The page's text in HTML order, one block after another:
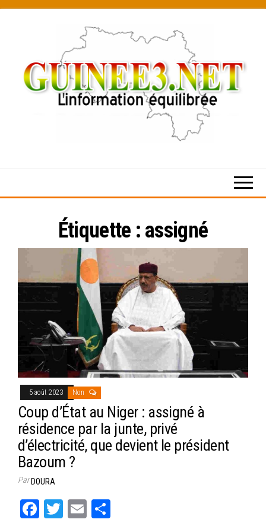
content
Étiquette : assigné
5 août 2023 Non
Coup d’État au Niger : assigné à
résidence par la junte, privé
d’électricité, que devient le président
Bazoum ?
ParDOURA
Fa
T
E